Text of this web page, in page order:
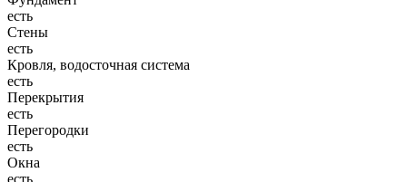
есть
Стены
есть
Кровля, водосточная система
есть
Перекрытия
есть
Перегородки
есть
Окна
есть